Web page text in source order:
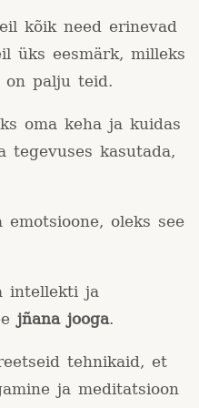
kõik need erinevad
üks eesmärk, milleks
palju teid.
oma keha ja kuidas
tegevuses kasutada,
oleks see
intellekti ja
jñana jooga.
tehnikaid, et
ja meditatsioon